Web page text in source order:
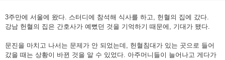
3주만에 서울에 왔다. 스터디에 참석해 식사를 하고, 헌혈의 집에 갔다.
강남 헌혈의 집은 간호사가 예뻤던 것을 기억하기 때문에, 기대가 됐다.
문진을 마치고 나서는 문제가 안 되었는데, 헌혈침대가 있는 곳으로 들어
갔을 때는 상황이 바뀐 것을 알 수 있었다. 아주머니들이 늘어나고 게다가